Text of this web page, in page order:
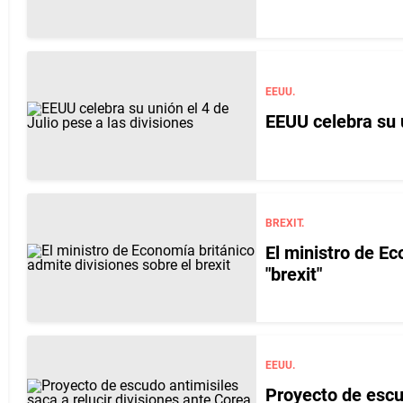
EEUU.
EEUU celebra
BREXIT.
El ministro de
"brexit"
EEUU.
Proyecto de